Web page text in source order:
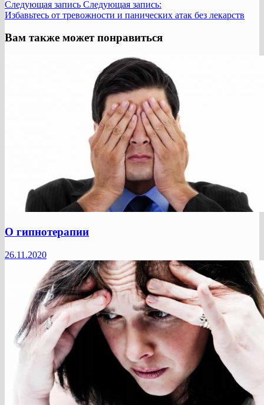
Следующая запись Следующая запись:
Избавьтесь от тревожности и панических атак без лекарств
Вам также может понравиться
О гипнотерапии
26.11.2020